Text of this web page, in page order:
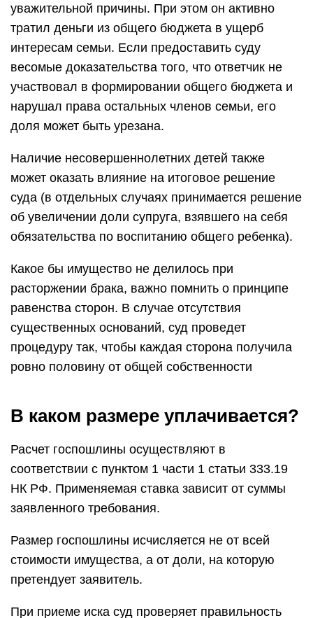
уважительной причины. При этом он активно
тратил деньги из общего бюджета в ущерб
интересам семьи. Если предоставить суду
весомые доказательства того, что ответчик не
участвовал в формировании общего бюджета и
нарушал права остальных членов семьи, его
доля может быть урезана.
Наличие несовершеннолетних детей также
может оказать влияние на итоговое решение
суда (в отдельных случаях принимается решение
об увеличении доли супруга, взявшего на себя
обязательства по воспитанию общего ребенка).
Какое бы имущество не делилось при
расторжении брака, важно помнить о принципе
равенства сторон. В случае отсутствия
существенных оснований, суд проведет
процедуру так, чтобы каждая сторона получила
ровно половину от общей собственности
В каком размере уплачивается?
Расчет госпошлины осуществляют в
соответствии с пунктом 1 части 1 статьи 333.19
НК РФ. Применяемая ставка зависит от суммы
заявленного требования.
Размер госпошлины исчисляется не от всей
стоимости имущества, а от доли, на которую
претендует заявитель.
При приеме иска суд проверяет правильность